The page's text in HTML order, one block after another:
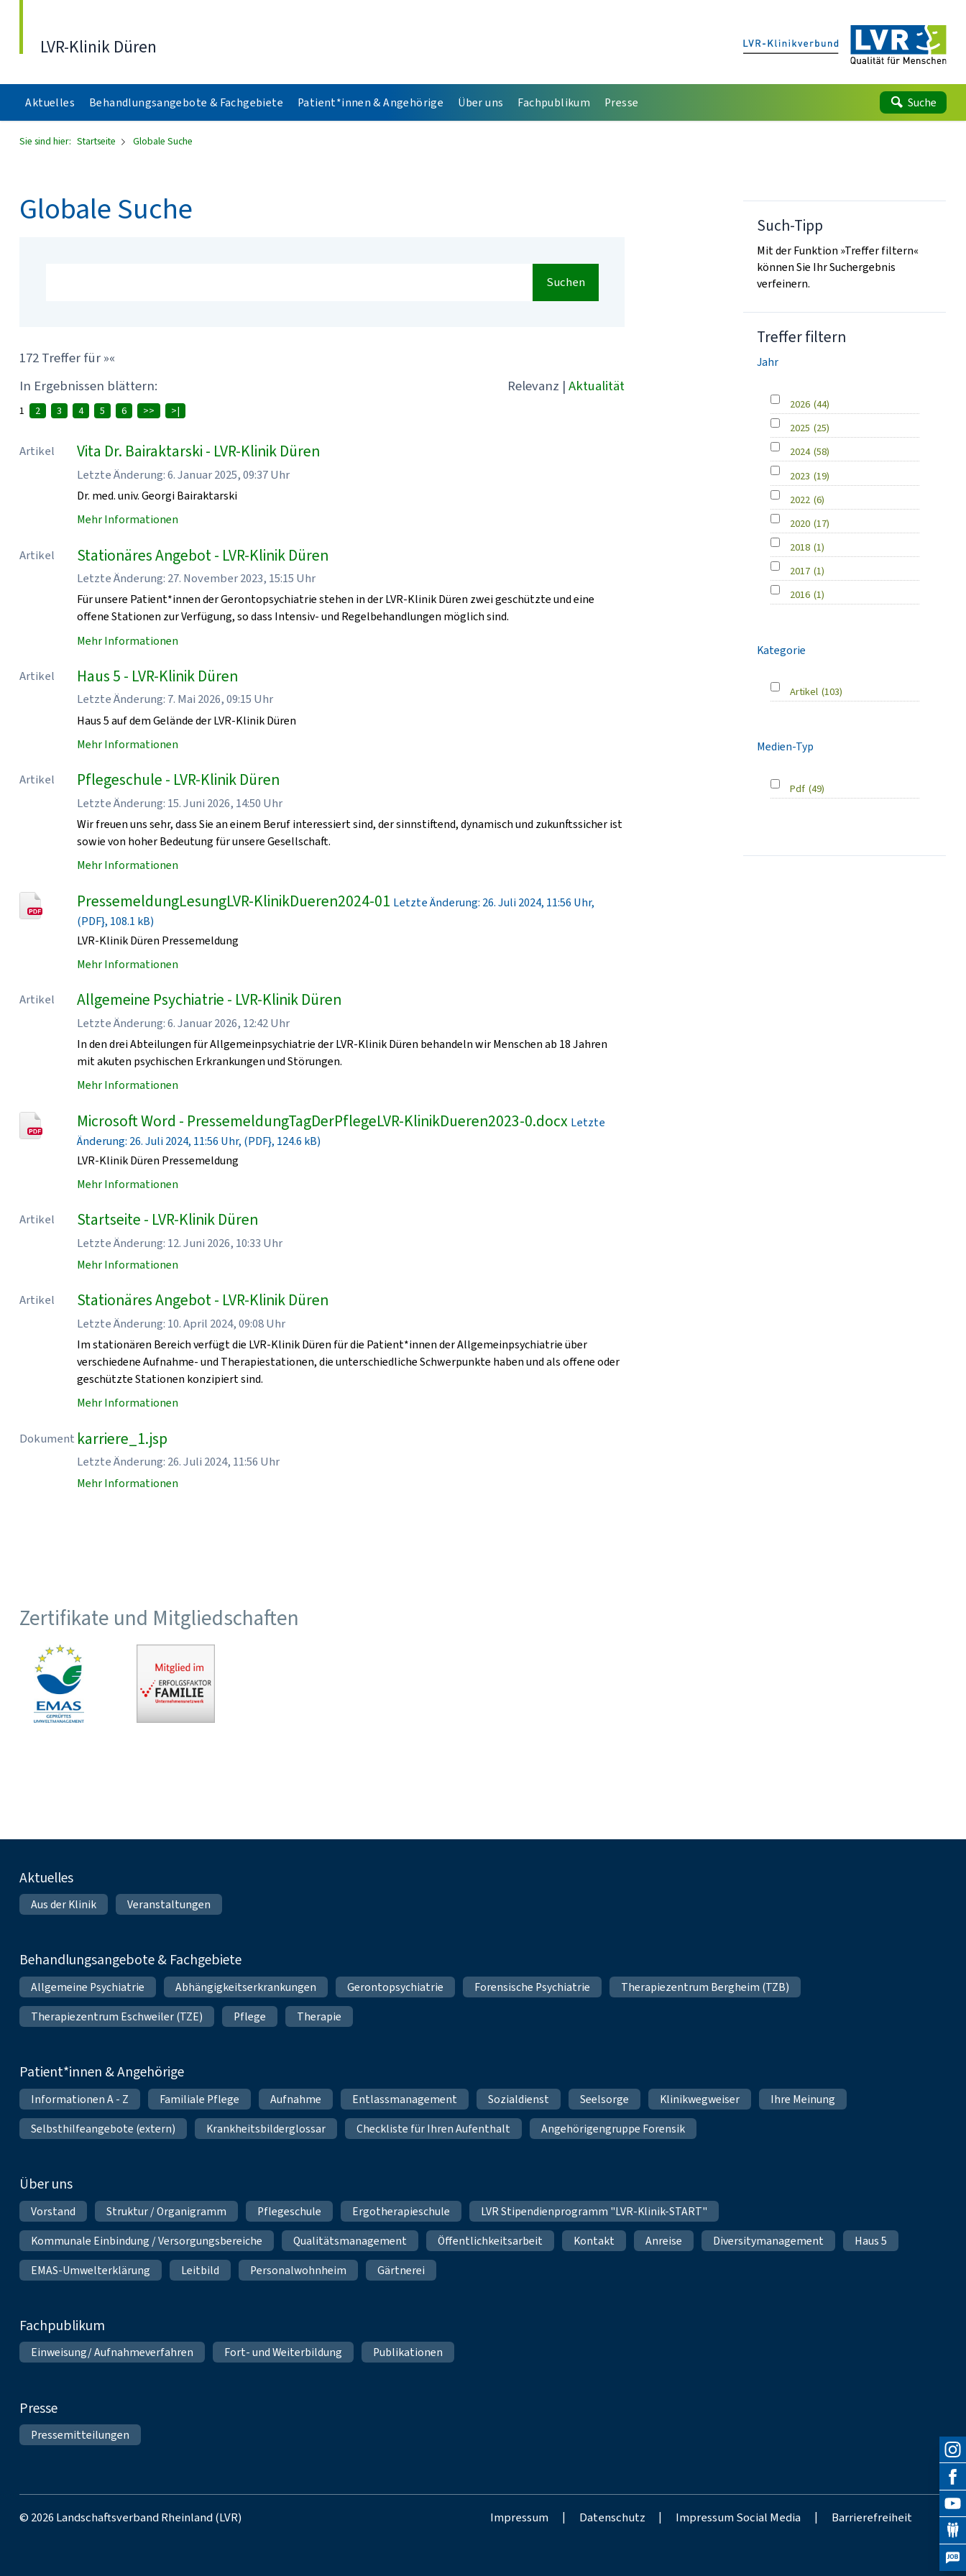
LVR-Klinik Düren
Aktuelles Behandlungsangebote & Fachgebiete Patient*innen & Angehörige Über uns Fachpublikum Presse Suche
Sie sind hier: Startseite Globale Suche
Globale Suche
Suchen
172 Treffer für »«
In Ergebnissen blättern:
Relevanz | Aktualität
1 2 3 4 5 6 >> >|
Artikel Vita Dr. Bairaktarski - LVR-Klinik Düren
Letzte Änderung: 6. Januar 2025, 09:37 Uhr
Dr. med. univ. Georgi Bairaktarski
Mehr Informationen
Artikel Stationäres Angebot - LVR-Klinik Düren
Letzte Änderung: 27. November 2023, 15:15 Uhr
Für unsere Patient*innen der Gerontopsychiatrie stehen in der LVR-Klinik Düren zwei geschützte und eine
offene Stationen zur Verfügung, so dass Intensiv- und Regelbehandlungen möglich sind.
Mehr Informationen
Artikel Haus 5 - LVR-Klinik Düren
Letzte Änderung: 7. Mai 2026, 09:15 Uhr
Haus 5 auf dem Gelände der LVR-Klinik Düren
Mehr Informationen
Artikel Pflegeschule - LVR-Klinik Düren
Letzte Änderung: 15. Juni 2026, 14:50 Uhr
Wir freuen uns sehr, dass Sie an einem Beruf interessiert sind, der sinnstiftend, dynamisch und zukunftssicher ist
sowie von hoher Bedeutung für unsere Gesellschaft.
Mehr Informationen
PressemeldungLesungLVR-KlinikDueren2024-01 Letzte Änderung: 26. Juli 2024, 11:56 Uhr,
(PDF}, 108.1 kB)
LVR-Klinik Düren Pressemeldung
Mehr Informationen
Artikel Allgemeine Psychiatrie - LVR-Klinik Düren
Letzte Änderung: 6. Januar 2026, 12:42 Uhr
In den drei Abteilungen für Allgemeinpsychiatrie der LVR-Klinik Düren behandeln wir Menschen ab 18 Jahren
mit akuten psychischen Erkrankungen und Störungen.
Mehr Informationen
Microsoft Word - PressemeldungTagDerPflegeLVR-KlinikDueren2023-0.docx Letzte
Änderung: 26. Juli 2024, 11:56 Uhr, (PDF}, 124.6 kB)
LVR-Klinik Düren Pressemeldung
Mehr Informationen
Artikel Startseite - LVR-Klinik Düren
Letzte Änderung: 12. Juni 2026, 10:33 Uhr
Mehr Informationen
Artikel Stationäres Angebot - LVR-Klinik Düren
Letzte Änderung: 10. April 2024, 09:08 Uhr
Im stationären Bereich verfügt die LVR-Klinik Düren für die Patient*innen der Allgemeinpsychiatrie über
verschiedene Aufnahme- und Therapiestationen, die unterschiedliche Schwerpunkte haben und als offene oder
geschützte Stationen konzipiert sind.
Mehr Informationen
Dokument karriere_1.jsp
Letzte Änderung: 26. Juli 2024, 11:56 Uhr
Mehr Informationen
Such-Tipp
Mit der Funktion »Treffer filtern«
können Sie Ihr Suchergebnis
verfeinern.
Treffer filtern
Jahr
2026 (44)
2025 (25)
2024 (58)
2023 (19)
2022 (6)
2020 (17)
2018 (1)
2017 (1)
2016 (1)
Kategorie
Artikel (103)
Medien-Typ
Pdf (49)
Zertifikate und Mitgliedschaften
Fußnavigation
Aktuelles
Aus der Klinik Veranstaltungen
Behandlungsangebote & Fachgebiete
Allgemeine Psychiatrie Abhängigkeitserkrankungen Gerontopsychiatrie Forensische Psychiatrie
Therapiezentrum Bergheim (TZB)
Therapiezentrum Eschweiler (TZE)
Pflege Therapie
Patient*innen & Angehörige
Informationen A - Z Familiale Pflege Aufnahme Entlassmanagement Sozialdienst Seelsorge Klinikwegweiser
Ihre Meinung
Selbsthilfeangebote (extern)
Krankheitsbilderglossar Checkliste für Ihren Aufenthalt Angehörigengruppe Forensik
Über uns
Vorstand Struktur / Organigramm Pflegeschule Ergotherapieschule
LVR Stipendienprogramm "LVR-Klinik-START"
Kommunale Einbindung / Versorgungsbereiche
Qualitätsmanagement Öffentlichkeitsarbeit Kontakt Anreise Diversitymanagement
Haus 5
EMAS-Umwelterklärung
Leitbild Personalwohnheim Gärtnerei
Fachpublikum
Einweisung/ Aufnahmeverfahren Fort- und Weiterbildung Publikationen
Presse
Pressemitteilungen
© 2026 Landschaftsverband Rheinland (LVR) Impressum | Datenschutz | Impressum Social Media | Barrierefreiheit